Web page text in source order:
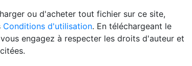
ou d'acheter tout fichier sur ce site,
Conditions d'utilisation. En téléchargeant le
engagez à respecter les droits d'auteur et